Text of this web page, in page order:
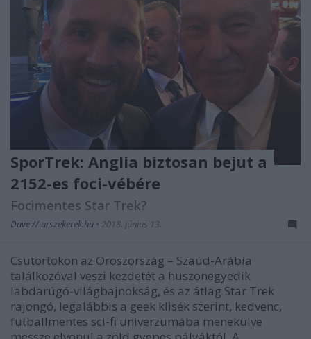
SporTrek: Anglia biztosan bejut a
2152-es foci-vébére
Focimentes Star Trek?
Dave // urszekerek.hu • 2018. június 13.
Csütörtökön az Oroszország – Szaúd-Arábia
találkozóval veszi kezdetét a huszonegyedik
labdarúgó-világbajnokság, és az átlag Star Trek
rajongó, legalábbis a geek klisék szerint, kedvenc,
futballmentes sci-fi univerzumába menekülve